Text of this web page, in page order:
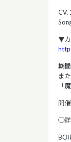
CV.
▼カ
期
ま
「
開
◯詳
BOI